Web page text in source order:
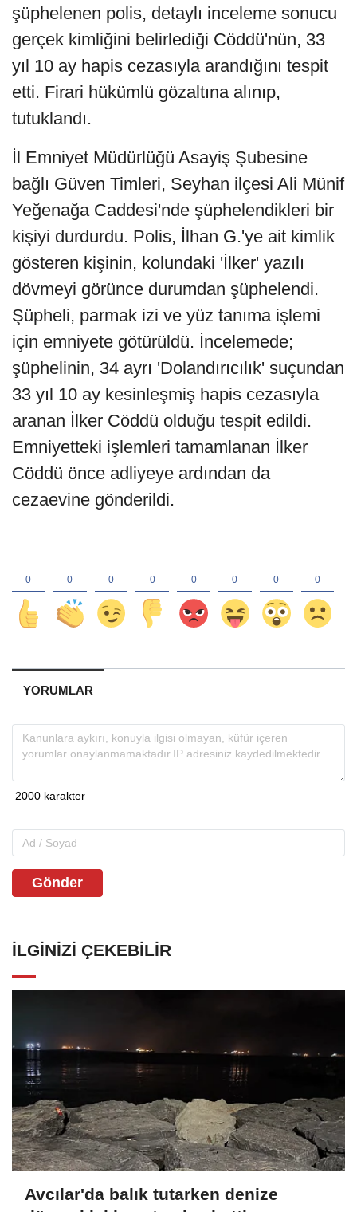
şüphelenen polis, detaylı inceleme sonucu
gerçek kimliğini belirlediği Cöddü'nün, 33
yıl 10 ay hapis cezasıyla arandığını tespit
etti. Firari hükümlü gözaltına alınıp,
tutuklandı.
İl Emniyet Müdürlüğü Asayiş Şubesine
bağlı Güven Timleri, Seyhan ilçesi Ali Münif
Yeğenağa Caddesi'nde şüphelendikleri bir
kişiyi durdurdu. Polis, İlhan G.'ye ait kimlik
gösteren kişinin, kolundaki 'İlker' yazılı
dövmeyi görünce durumdan şüphelendi.
Şüpheli, parmak izi ve yüz tanıma işlemi
için emniyete götürüldü. İncelemede;
şüphelinin, 34 ayrı 'Dolandırıcılık' suçundan
33 yıl 10 ay kesinleşmiş hapis cezasıyla
aranan İlker Cöddü olduğu tespit edildi.
Emniyetteki işlemleri tamamlanan İlker
Cöddü önce adliyeye ardından da
cezaevine gönderildi.
YORUMLAR
Gönder
İLGINIZI ÇEKEBILIR
Avcılar'da balık tutarken denize